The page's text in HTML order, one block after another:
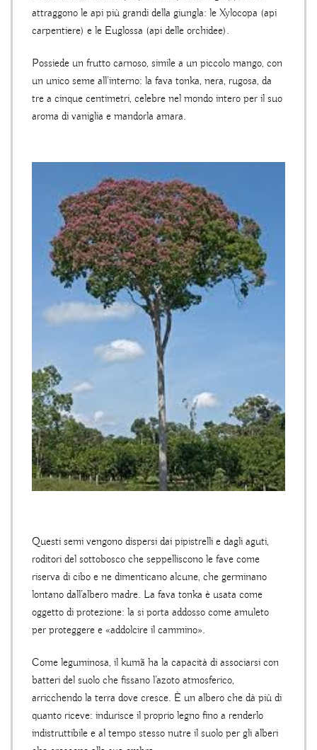
attraggono le api più grandi della giungla: le Xylocopa (api
carpentiere) e le Euglossa (api delle orchidee).
Possiede un frutto carnoso, simile a un piccolo mango, con
un unico seme all’interno: la fava tonka, nera, rugosa, da
tre a cinque centimetri, celebre nel mondo intero per il suo
aroma di vaniglia e mandorla amara.
Questi semi vengono dispersi dai pipistrelli e dagli aguti,
roditori del sottobosco che seppelliscono le fave come
riserva di cibo e ne dimenticano alcune, che germinano
lontano dall’albero madre. La fava tonka è usata come
oggetto di protezione: la si porta addosso come amuleto
per proteggere e «addolcire il cammino».
Come leguminosa, il kumã ha la capacità di associarsi con
batteri del suolo che fissano l’azoto atmosferico,
arricchendo la terra dove cresce. È un albero che dà più di
quanto riceve: indurisce il proprio legno fino a renderlo
indistruttibile e al tempo stesso nutre il suolo per gli alberi